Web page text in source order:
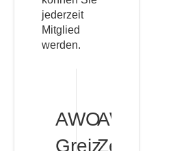
jederzeit
Mitglied
werden.
AWO
Greiz
AWO
Zeulenroda